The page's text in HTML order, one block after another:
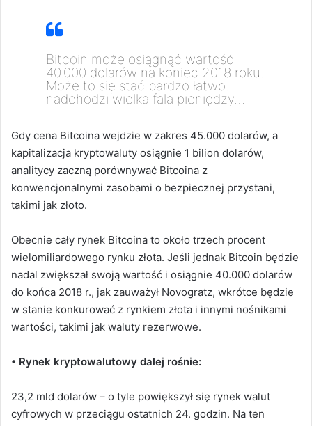
Bitcoin może osiągnąć wartość
40.000 dolarów na koniec 2018 roku.
Może to się stać bardzo łatwo…
nadchodzi wielka fala pieniędzy…
Gdy cena Bitcoina wejdzie w zakres 45.000 dolarów, a
kapitalizacja kryptowaluty osiągnie 1 bilion dolarów,
analitycy zaczną porównywać Bitcoina z
konwencjonalnymi zasobami o bezpiecznej przystani,
takimi jak złoto.
Obecnie cały rynek Bitcoina to około trzech procent
wielomiliardowego rynku złota. Jeśli jednak Bitcoin będzie
nadal zwiększał swoją wartość i osiągnie 40.000 dolarów
do końca 2018 r., jak zauważył Novogratz, wkrótce będzie
w stanie konkurować z rynkiem złota i innymi nośnikami
wartości, takimi jak waluty rezerwowe.
• Rynek kryptowalutowy dalej rośnie:
23,2 mld dolarów – o tyle powiększył się rynek walut
cyfrowych w przeciągu ostatnich 24. godzin. Na ten